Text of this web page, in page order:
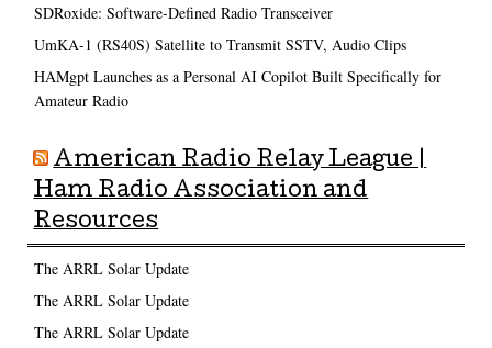
SDRoxide: Software-Defined Radio Transceiver
UmKA-1 (RS40S) Satellite to Transmit SSTV, Audio Clips
HAMgpt Launches as a Personal AI Copilot Built Specifically for
Amateur Radio
American Radio Relay League |
Ham Radio Association and
Resources
The ARRL Solar Update
The ARRL Solar Update
The ARRL Solar Update